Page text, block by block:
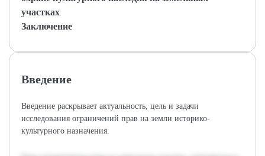
участках
Заключение
Введение
Введение раскрывает актуальность, цель и задачи
исследования ограничений прав на земли историко-
культурного назначения.